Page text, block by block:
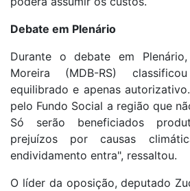
Debate em Plenário
Durante o debate em
Moreira (MDB-RS)
equilibrado e apenas
pelo Fundo Social a região que
Só serão beneficiados
prejuízos por causas
endividamento entra", ressaltou.
O líder da oposição, deputado